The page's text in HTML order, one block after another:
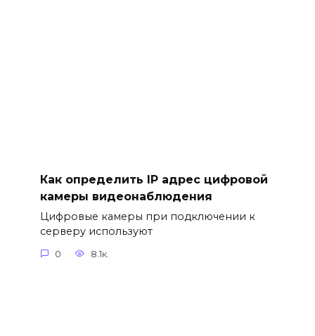
Как определить IP адрес цифровой
камеры видеонаблюдения
Цифровые камеры при подключении к
серверу используют
0 8.1к.